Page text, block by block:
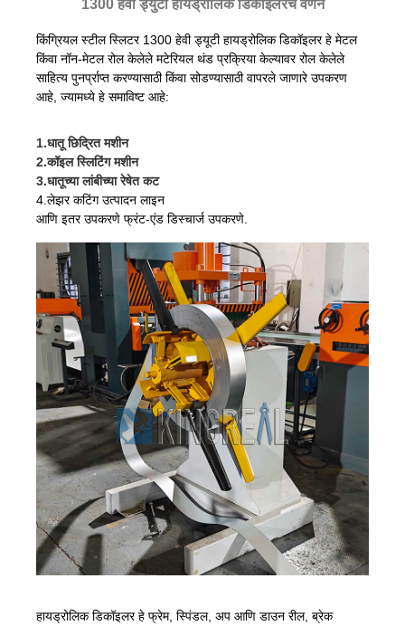
1300 हेवी ड्युटी हायड्रोलिक डिकॉइलरचे वर्णन
किंग्रियल स्टील स्लिटर 1300 हेवी ड्यूटी हायड्रोलिक डिकॉइलर हे मेटल
किंवा नॉन-मेटल रोल केलेले मटेरियल थंड प्रक्रिया केल्यावर रोल केलेले
साहित्य पुनर्प्राप्त करण्यासाठी किंवा सोडण्यासाठी वापरले जाणारे उपकरण
आहे, ज्यामध्ये हे समाविष्ट आहे:
1.धातू छिद्रित मशीन
2.कॉइल स्लिटिंग मशीन
3.धातूच्या लांबीच्या रेषेत कट
4.लेझर कटिंग उत्पादन लाइन
आणि इतर उपकरणे फ्रंट-एंड डिस्चार्ज उपकरणे.
हायड्रोलिक डिकॉइलर हे फ्रेम, स्पिंडल, अप आणि डाउन रील, ब्रेक